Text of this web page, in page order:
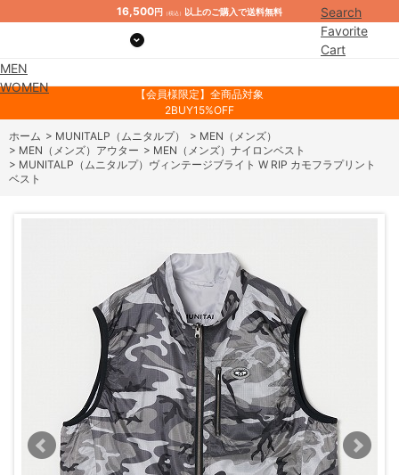
16,500円 （税込） 以上のご購入で送料無料
Search
Favorite
Cart
MEN
WOMEN
【会員様限定】全商品対象
2BUY15%OFF
ホーム > MUNITALP（ムニタルプ） > MEN（メンズ）
> MEN（メンズ）アウター > MEN（メンズ）ナイロンベスト
> MUNITALP（ムニタルプ）ヴィンテージブライト W RIP カモフラプリント
ベスト